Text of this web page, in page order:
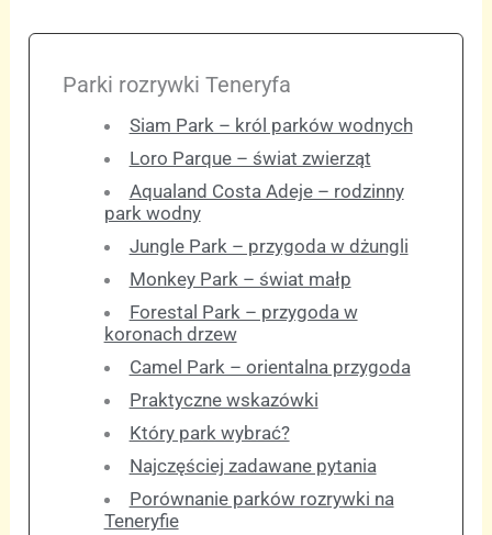
Parki rozrywki Teneryfa
Siam Park – król parków wodnych
Loro Parque – świat zwierząt
Aqualand Costa Adeje – rodzinny
park wodny
Jungle Park – przygoda w dżungli
Monkey Park – świat małp
Forestal Park – przygoda w
koronach drzew
Camel Park – orientalna przygoda
Praktyczne wskazówki
Który park wybrać?
Najczęściej zadawane pytania
Porównanie parków rozrywki na
Teneryfie